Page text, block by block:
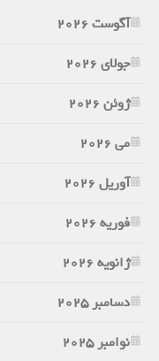
آگوست 2026
جولای 2026
ژوئن 2026
می 2026
آوریل 2026
فوریه 2026
ژانویه 2026
دسامبر 2025
نوامبر 2025